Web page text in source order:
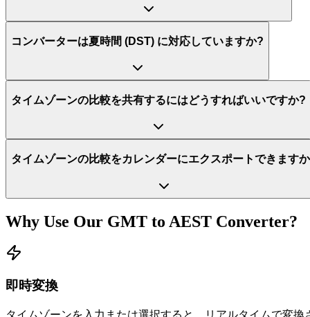
コンバーターは夏時間 (DST) に対応していますか?
タイムゾーンの比較を共有するにはどうすればいいですか?
タイムゾーンの比較をカレンダーにエクスポートできます
Why Use Our GMT to AEST Converter?
即時変換
タイムゾーンを入力または選択すると、リアルタイムで変換